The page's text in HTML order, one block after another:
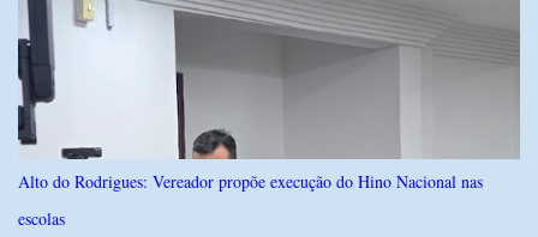
lobista esteve no Palácio do Planalto e no gabinete do ministro do
Desenvolvimento Social, Wellington Dias, acompanhada do então
sócio de Lulinha. Os encontros não foram registrados nas agendas
oficiais. Fábio Luís é alvo de inquérito aberto nesta quinta-feira,
30, a pedido da PF, que apura se ele utilizou a influência do pai
pública. Segundo a Polícia Federal, a atuação dele contou com a
ajuda de Luchsinger e se concentrou no Ministério da Saúde e no
Alto do Rodrigues: Vereador propõe execução do Hino Nacional nas
escolas